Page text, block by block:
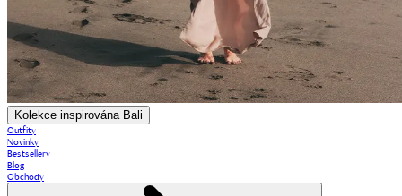
Kolekce inspirována Bali
Outfity
Novinky
Bestsellery
Blog
Obchody